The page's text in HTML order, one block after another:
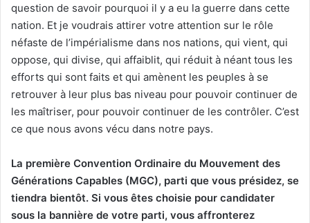
question de savoir pourquoi il y a eu la guerre dans cette
nation. Et je voudrais attirer votre attention sur le rôle
néfaste de l’impérialisme dans nos nations, qui vient, qui
oppose, qui divise, qui affaiblit, qui réduit à néant tous les
efforts qui sont faits et qui amènent les peuples à se
retrouver à leur plus bas niveau pour pouvoir continuer de
les maîtriser, pour pouvoir continuer de les contrôler. C’est
ce que nous avons vécu dans notre pays.
La première Convention Ordinaire du Mouvement des
Générations Capables (MGC), parti que vous présidez, se
tiendra bientôt. Si vous êtes choisie pour candidater
sous la bannière de votre parti, vous affronterez